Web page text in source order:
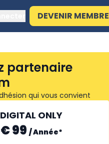
DEVENIR MEMBRE
partenaire
qui vous convient
DIGITAL ONLY
€ 99 /Année*